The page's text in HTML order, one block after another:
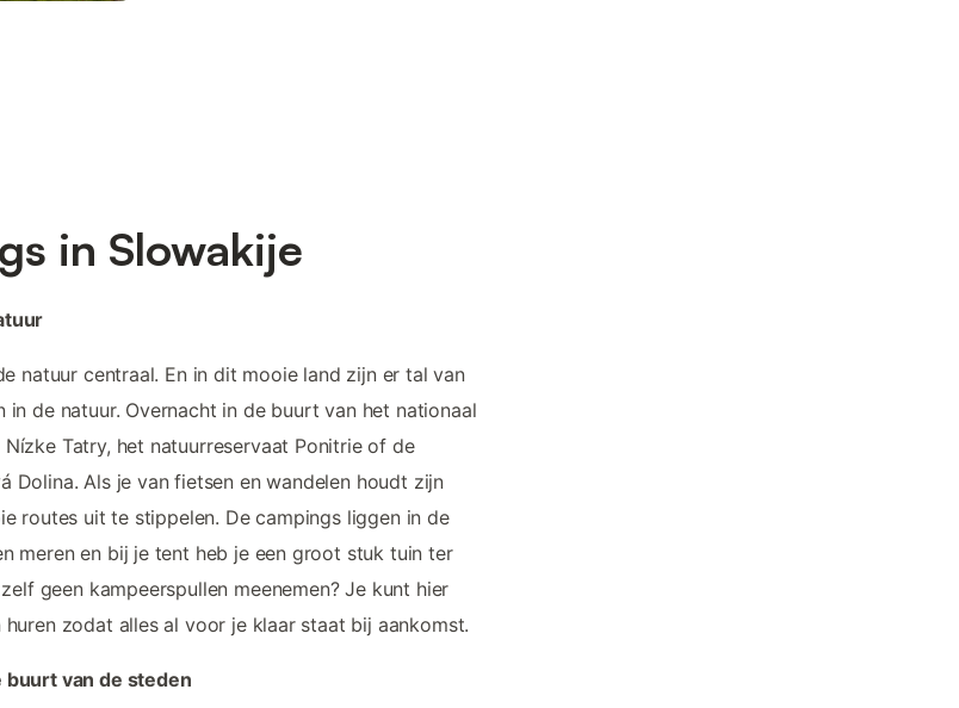
in Slowakije
natuur centraal. En in dit mooie land zijn er tal van
in de natuur. Overnacht in de buurt van het nationaal
Tatry, het natuurreservaat Ponitrie of de
Dolina. Als je van fietsen en wandelen houdt zijn
routes uit te stippelen. De campings liggen in de
meren en bij je tent heb je een groot stuk tuin ter
geen kampeerspullen meenemen? Je kunt hier
huren zodat alles al voor je klaar staat bij aankomst.
van de steden